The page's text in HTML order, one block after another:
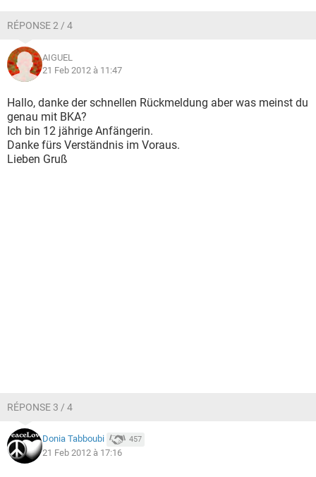
RÉPONSE 2 / 4
AIGUEL
21 Feb 2012 à 11:47
Hallo, danke der schnellen Rückmeldung aber was meinst du
genau mit BKA?
Ich bin 12 jährige Anfängerin.
Danke fürs Verständnis im Voraus.
Lieben Gruß
RÉPONSE 3 / 4
Donia Tabboubi 457
21 Feb 2012 à 17:16